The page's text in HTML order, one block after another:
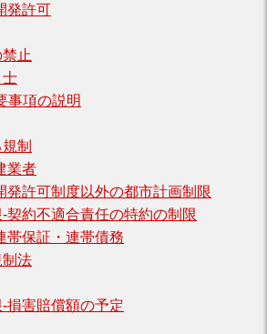
発許可
止
士
事項の説明
制
業者
発許可制度以外の都市計画制限
契約不適合責任の特約の制限
帯保証・連帯債務
法
損害賠償額の予定